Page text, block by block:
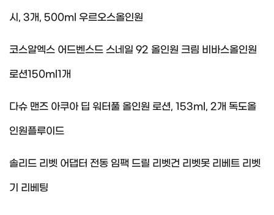
시, 3개, 500ml 우르오스올인원
코스알엑스 어드벤스드 스네일 92 올인원 크림 비바스올인원
로션150ml1개
다슈 맨즈 아쿠아 딥 워터풀 올인원 로션, 153ml, 2개 독도올
인원플루이드
솔리드 리벳 어댑터 전동 임팩 드릴 리벳건 리벳못 리베트 리벳
기 리베팅